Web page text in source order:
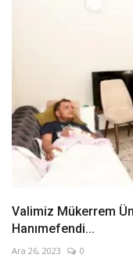
Valimiz Mükerrem
Hanımefendi...
Ara 26, 2023 0